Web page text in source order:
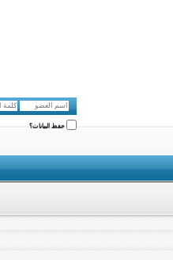
حفظ البيانات؟